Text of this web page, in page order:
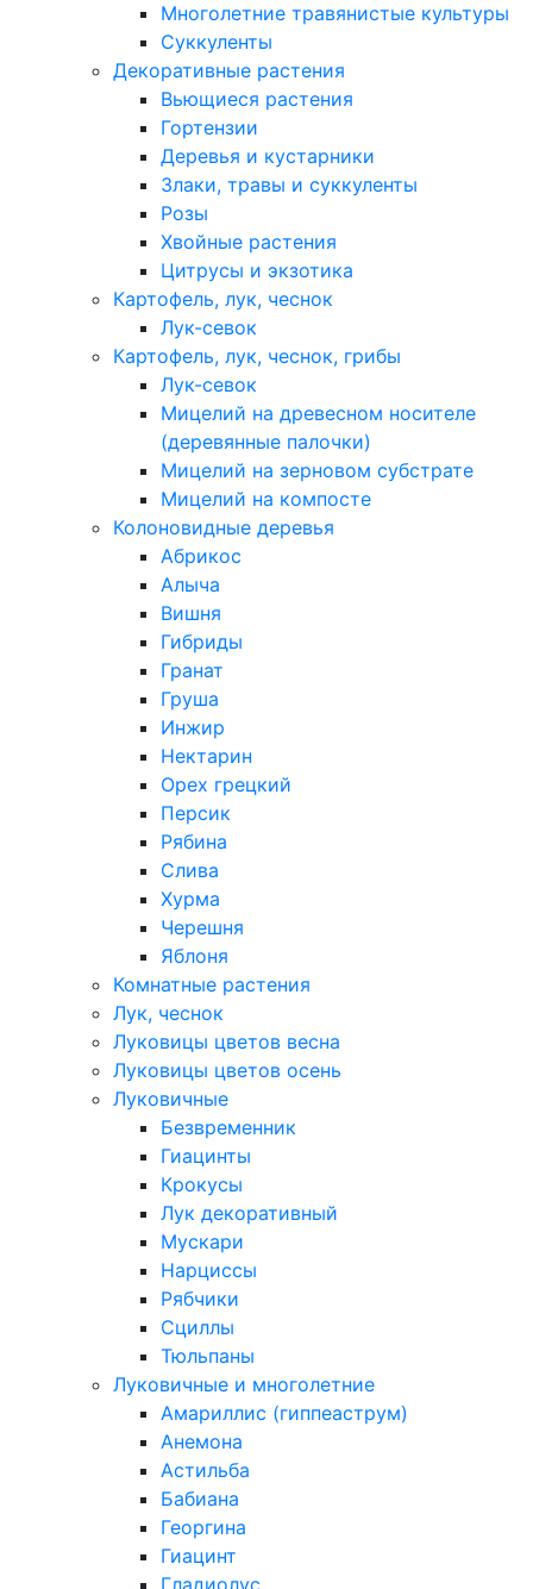
Многолетние травянистые культуры
Суккуленты
Декоративные растения
Вьющиеся растения
Гортензии
Деревья и кустарники
Злаки, травы и суккуленты
Розы
Хвойные растения
Цитрусы и экзотика
Картофель, лук, чеснок
Лук-севок
Картофель, лук, чеснок, грибы
Лук-севок
Мицелий на древесном носителе
(деревянные палочки)
Мицелий на зерновом субстрате
Мицелий на компосте
Колоновидные деревья
Абрикос
Алыча
Вишня
Гибриды
Гранат
Груша
Инжир
Нектарин
Орех грецкий
Персик
Рябина
Слива
Хурма
Черешня
Яблоня
Комнатные растения
Лук, чеснок
Луковицы цветов весна
Луковицы цветов осень
Луковичные
Безвременник
Гиацинты
Крокусы
Лук декоративный
Мускари
Нарциссы
Рябчики
Сциллы
Тюльпаны
Луковичные и многолетние
Амариллис (гиппеаструм)
Анемона
Астильба
Бабиана
Георгина
Гиацинт
Гладиолус